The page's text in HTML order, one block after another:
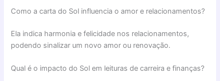
Como a carta do Sol influencia o amor e relacionamentos?
Ela indica harmonia e felicidade nos relacionamentos,
podendo sinalizar um novo amor ou renovação.
Qual é o impacto do Sol em leituras de carreira e finanças?